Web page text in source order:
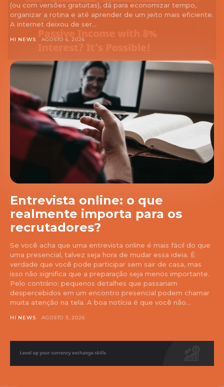
(ou com versões gratuitas), dá para economizar tempo,
organizar a rotina e até aprender de um jeito mais eficiente.
A internet deixou de ser...
HI NEWS AGOSTO 6, 2026
Entrevista online: o que
realmente importa para os
recrutadores?
Se você acha que uma entrevista online é mais fácil do que
uma presencial, talvez seja hora de mudar essa ideia. É
verdade que você pode participar sem sair de casa, mas
isso não significa que a preparação seja menos importante.
Pelo contrário: pequenos detalhes que passariam
despercebidos em um encontro presencial podem chamar
muita atenção na tela. A boa notícia é que você não...
HI NEWS AGOSTO 3, 2026